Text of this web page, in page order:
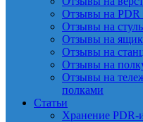
Отзывы на
Отзывы на
Отзывы на ящик
Отзывы на
Отзывы на
Отзывы на
полками
Статьи
Хранение PDR-